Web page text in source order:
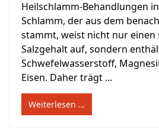
Heilschlamm-Behandlungen
Schlamm, der aus dem
stammt, weist nicht nur einen
Salzgehalt auf, sondern
Schwefelwasserstoff,
Eisen. Daher trägt ...
Weiterlesen …